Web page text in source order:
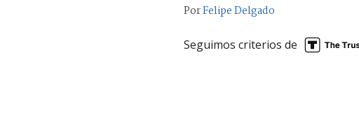
PorFelipe Delgado
Seguimos criterios de